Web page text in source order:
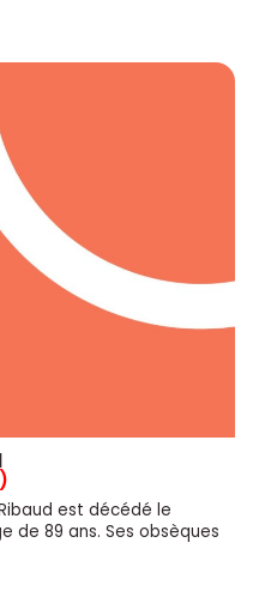
est décédé le
de 89 ans. Ses obsèques